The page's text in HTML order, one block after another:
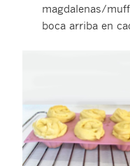
magdalenas/
boca arriba en